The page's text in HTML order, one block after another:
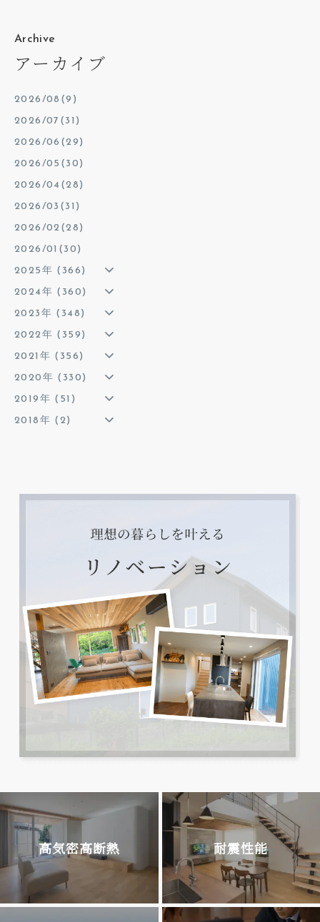
Archive
アーカイブ
2026/08(9)
2026/07(31)
2026/06(29)
2026/05(30)
2026/04(28)
2026/03(31)
2026/02(28)
2026/01(30)
2025年 (366)
2024年 (360)
2023年 (348)
2022年 (359)
2021年 (356)
2020年 (330)
2019年 (51)
2018年 (2)
高気密高断熱 耐震性能